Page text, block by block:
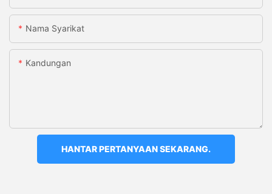
Nama Syarikat
Kandungan
HANTAR PERTANYAAN SEKARANG.